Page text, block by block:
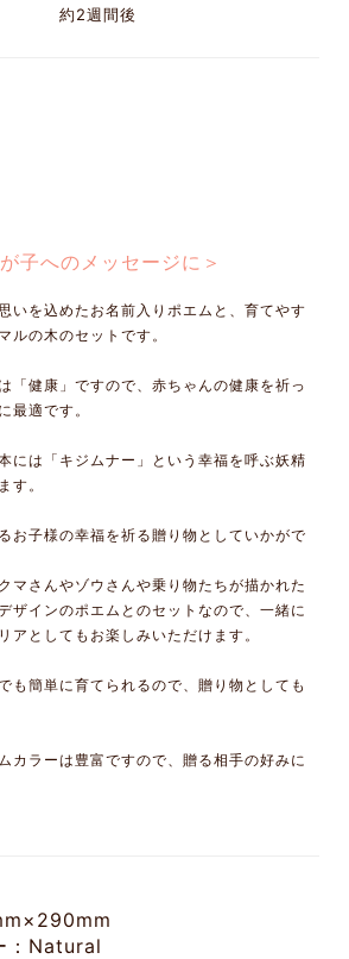
約2週間後
子へのメッセージに＞
いを込めたお名前入りポエムと、育てやす
ルの木のセットです。
「健康」ですので、赤ちゃんの健康を祈っ
最適です。
には「キジムナー」という幸福を呼ぶ妖精
す。
お子様の幸福を祈る贈り物としていかがで
マさんやゾウさんや乗り物たちが描かれた
ザインのポエムとのセットなので、一緒に
アとしてもお楽しみいただけます。
も簡単に育てられるので、贈り物としても
カラーは豊富ですので、贈る相手の好みに
：Natural